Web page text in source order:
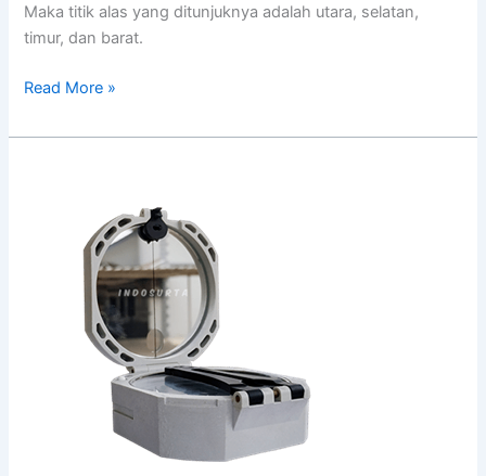
Maka titik alas yang ditunjuknya adalah utara, selatan,
timur, dan barat.
Read More »